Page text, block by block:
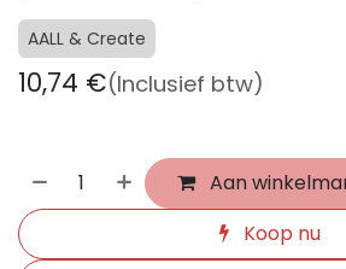
AALL & Create
10,74 €(Inclusief btw)
Aan
Koop nu